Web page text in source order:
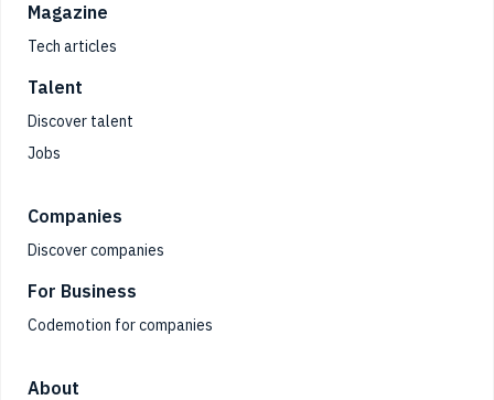
Magazine
Tech articles
Talent
Discover talent
Jobs
Companies
Discover companies
For Business
Codemotion for companies
About